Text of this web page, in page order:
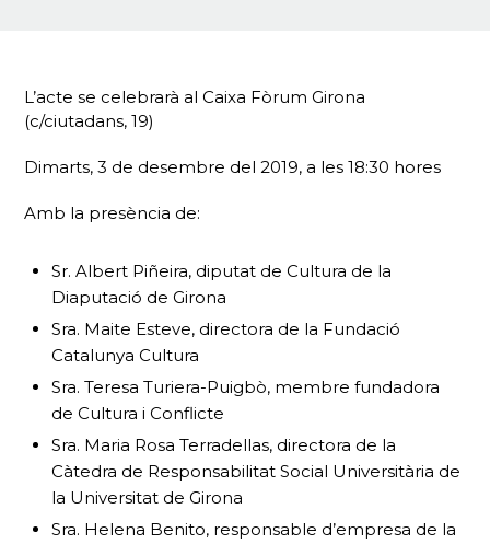
L’acte se celebrarà al Caixa Fòrum Girona
(c/ciutadans, 19)
Dimarts, 3 de desembre del 2019, a les 18:30 hores
Amb la presència de:
Sr. Albert Piñeira, diputat de Cultura de la
Diaputació de Girona
Sra. Maite Esteve, directora de la Fundació
Catalunya Cultura
Sra. Teresa Turiera-Puigbò, membre fundadora
deCultura i Conflicte
Sra. Maria Rosa Terradellas, directora de la
Càtedra de Responsabilitat Social Universitària de
la Universitat de Girona
Sra. Helena Benito, responsable d’empresa de la